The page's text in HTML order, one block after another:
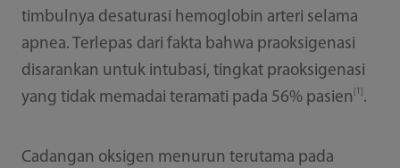
timbulnya desaturasi hemoglobin arteri selama
apnea. Terlepas dari fakta bahwa praoksigenasi
disarankan untuk intubasi, tingkat praoksigenasi
yang tidak memadai teramati pada 56% pasien
.
Cadangan oksigen menurun terutama pada